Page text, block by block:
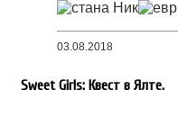
03.08.2018
Sweet Girls: Квест в Ялте.